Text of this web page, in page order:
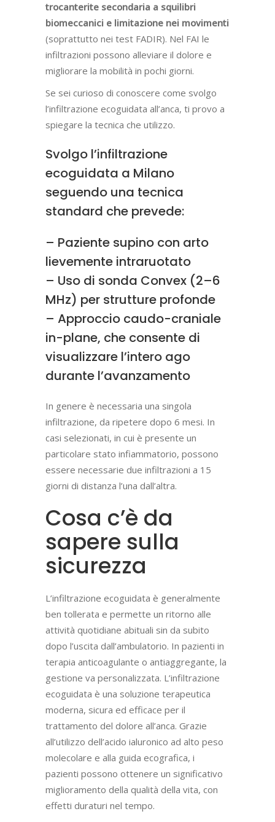
trocanterite secondaria a squilibri
biomeccanici e limitazione nei movimenti
(soprattutto nei test FADIR). Nel FAI le
infiltrazioni possono alleviare il dolore e
migliorare la mobilità in pochi giorni.
Se sei curioso di conoscere come svolgo
l’infiltrazione ecoguidata all’anca, ti provo a
spiegare la tecnica che utilizzo.
Svolgo l’infiltrazione
ecoguidata a Milano
seguendo una tecnica
standard che prevede:
– Paziente supino con arto
lievemente intraruotato
– Uso di sonda Convex (2–6
MHz) per strutture profonde
– Approccio caudo-craniale
in-plane, che consente di
visualizzare l’intero ago
durante l’avanzamento
In genere è necessaria una singola
infiltrazione, da ripetere dopo 6 mesi. In
casi selezionati, in cui è presente un
particolare stato infiammatorio, possono
essere necessarie due infiltrazioni a 15
giorni di distanza l’una dall’altra.
Cosa c’è da
sapere sulla
sicurezza
L’infiltrazione ecoguidata è generalmente
ben tollerata e permette un ritorno alle
attività quotidiane abituali sin da subito
dopo l’uscita dall’ambulatorio. In pazienti in
terapia anticoagulante o antiaggregante, la
gestione va personalizzata. L’infiltrazione
ecoguidata è una soluzione terapeutica
moderna, sicura ed efficace per il
trattamento del dolore all’anca. Grazie
all’utilizzo dell’acido ialuronico ad alto peso
molecolare e alla guida ecografica, i
pazienti possono ottenere un significativo
miglioramento della qualità della vita, con
effetti duraturi nel tempo.